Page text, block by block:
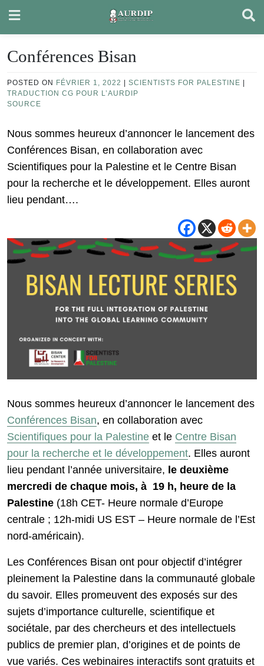
content
Conférences Bisan
POSTED ON FÉVRIER 1, 2022 SCIENTISTS FOR PALESTINE
TRADUCTION CG POUR L’AURDIP
SOURCE
Nous sommes heureux d’annoncer le lancement des
Conférences Bisan, en collaboration avec
Scientifiques pour la Palestine et le Centre Bisan
pour la recherche et le développement. Elles auront
lieu pendant….
Nous sommes heureux d’annoncer le lancement des
Conférences Bisan, en collaboration avec
Scientifiques pour la Palestine et le Centre Bisan
pour la recherche et le développement. Elles auront
lieu pendant l’année universitaire, le deuxième
mercredi de chaque mois, à 19 h, heure de la
Palestine (18h CET- Heure normale d’Europe
centrale ; 12h-midi US EST – Heure normale de l’Est
nord-américain).
Les Conférences Bisan ont pour objectif d’intégrer
pleinement la Palestine dans la communauté globale
du savoir. Elles promeuvent des exposés sur des
sujets d’importance culturelle, scientifique et
sociétale, par des chercheurs et des intellectuels
publics de premier plan, d’origines et de points de
vue variés. Ces webinaires interactifs sont gratuits et